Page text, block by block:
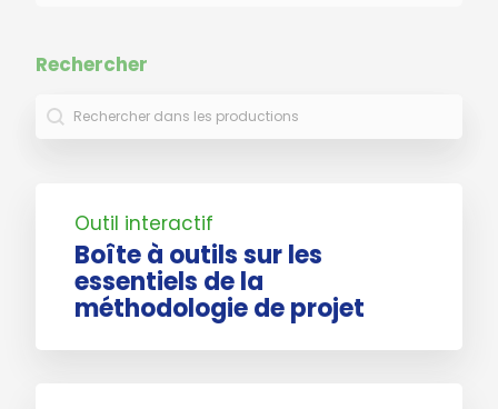
Rechercher
Rechercher
Rechercher
Outil interactif
Boîte à outils sur les
essentiels de la
méthodologie de projet